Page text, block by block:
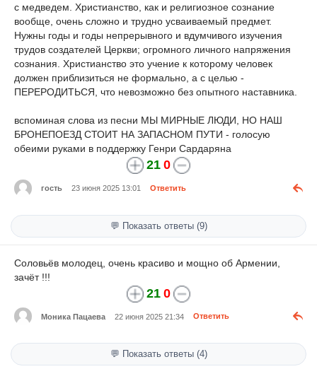
с медведем. Христианство, как и религиозное сознание
вообще, очень сложно и трудно усваиваемый предмет.
Нужны годы и годы непрерывного и вдумчивого изучения
трудов создателей Церкви; огромного личного напряжения
сознания. Христианство это учение к которому человек
должен приблизиться не формально, а с целью -
ПЕРЕРОДИТЬСЯ, что невозможно без опытного наставника.
вспоминая слова из песни МЫ МИРНЫЕ ЛЮДИ, НО НАШ
БРОНЕПОЕЗД СТОИТ НА ЗАПАСНОМ ПУТИ - голосую
обеими руками в поддержку Генри Сардаряна
21 0
гость 23 июня 2025 13:01 Ответить
💬 Показать ответы (9)
Соловьёв молодец, очень красиво и мощно об Армении,
зачёт !!!
21 0
Моника Пацаева 22 июня 2025 21:34 Ответить
💬 Показать ответы (4)